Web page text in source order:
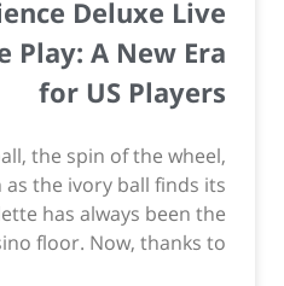
Deluxe Live
Play: A New Era
for US Players
the spin of the wheel,
the ivory ball finds its
has always been the
floor. Now, thanks to...